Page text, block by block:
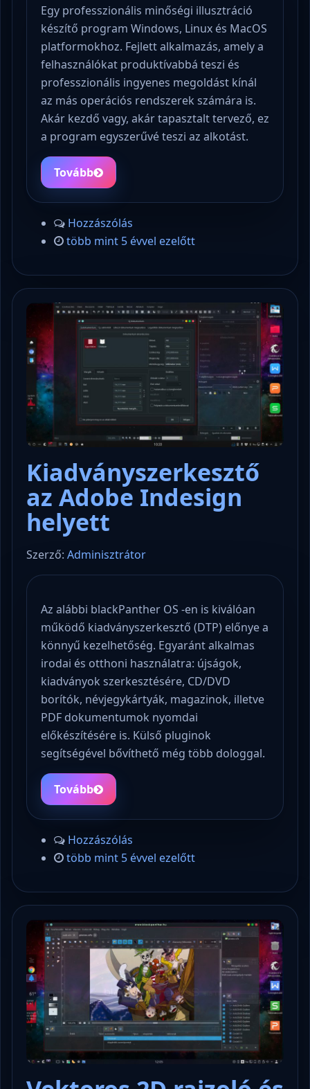
Egy professzionális minőségi illusztráció
készítő program Windows, Linux és MacOS
platformokhoz. Fejlett alkalmazás, amely a
felhasználókat produktívabbá teszi és
professzionális ingyenes megoldást kínál
az más operációs rendszerek számára is.
Akár kezdő vagy, akár tapasztalt tervező, ez
a program egyszerűvé teszi az alkotást.
Tovább
Hozzászólás
több mint 5 évvel ezelőtt
Kiadványszerkesztő
az Adobe Indesign
helyett
Szerző: Adminisztrátor
Az alábbi blackPanther OS -en is kiválóan
működő kiadványszerkesztő (DTP) előnye a
könnyű kezelhetőség. Egyaránt alkalmas
irodai és otthoni használatra: újságok,
kiadványok szerkesztésére, CD/DVD
borítók, névjegykártyák, magazinok, illetve
PDF dokumentumok nyomdai
előkészítésére is. Külső pluginok
segítségével bővíthető még több dologgal.
Tovább
Hozzászólás
több mint 5 évvel ezelőtt